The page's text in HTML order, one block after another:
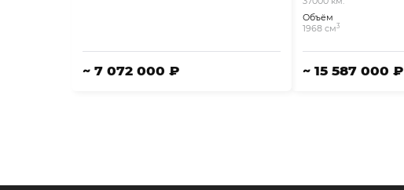
~ 7 072 000 ₽
Объём
1968 см3
~ 15 587 000 ₽